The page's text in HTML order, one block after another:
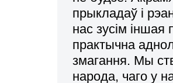
прыкладаў і
нас зусім
практычна
змагання. Мы
народа, чаго у